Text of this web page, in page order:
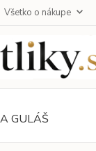
Všetko o nákupe
GULÁŠ